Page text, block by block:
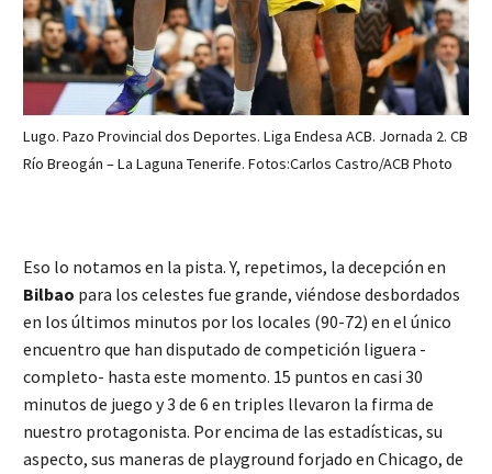
Lugo. Pazo Provincial dos Deportes. Liga Endesa ACB. Jornada 2. CB
Río Breogán – La Laguna Tenerife. Fotos:Carlos Castro/ACB Photo
Eso lo notamos en la pista. Y, repetimos, la decepción en
Bilbao para los celestes fue grande, viéndose desbordados
en los últimos minutos por los locales (90-72) en el único
encuentro que han disputado de competición liguera -
completo- hasta este momento. 15 puntos en casi 30
minutos de juego y 3 de 6 en triples llevaron la firma de
nuestro protagonista. Por encima de las estadísticas, su
aspecto, sus maneras de playground forjado en Chicago, de